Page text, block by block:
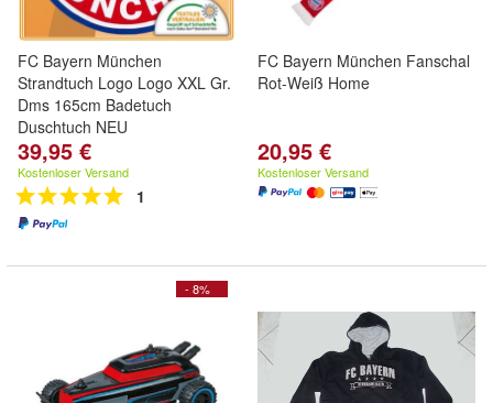
FC Bayern München
Strandtuch Logo Logo XXL Gr.
Dms 165cm Badetuch
Duschtuch NEU
39,95 €
Kostenloser Versand
1
FC Bayern München Fanschal
Rot-Weiß Home
20,95 €
Kostenloser Versand
- 8%